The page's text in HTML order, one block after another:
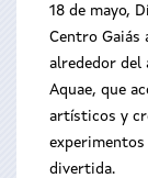
18 de mayo,
Centro Gaiás
alrededor del
Aquae, que
artísticos y
divertida.